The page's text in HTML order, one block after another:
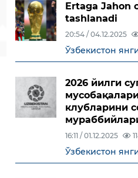
Ўзбекистон
20:54 / 04.12.2025
Ertaga Jahon
tashlanadi
Ўзбекистон
16:11 / 01.12.2025
2026 йилги
клубларини